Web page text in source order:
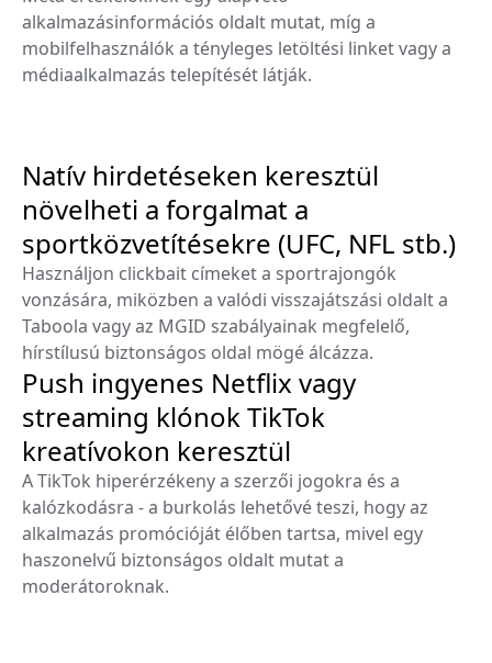
alkalmazásinformációs oldalt mutat, míg a
mobilfelhasználók a tényleges letöltési linket vagy a
médiaalkalmazás telepítését látják.
Natív hirdetéseken keresztül
növelheti a forgalmat a
sportközvetítésekre (UFC, NFL stb.)
Használjon clickbait címeket a sportrajongók
vonzására, miközben a valódi visszajátszási oldalt a
Taboola vagy az MGID szabályainak megfelelő,
hírstílusú biztonságos oldal mögé álcázza.
Push ingyenes Netflix vagy
streaming klónok TikTok
kreatívokon keresztül
A TikTok hiperérzékeny a szerzői jogokra és a
kalózkodásra - a burkolás lehetővé teszi, hogy az
alkalmazás promócióját élőben tartsa, mivel egy
haszonelvű biztonságos oldalt mutat a
moderátoroknak.